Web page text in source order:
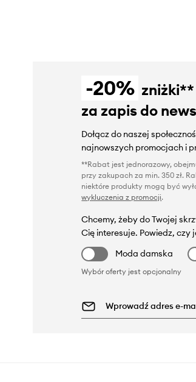
-20%
za zapis do
Dołącz do naszej
najnowszych promocjach i
**Rabat jest jednorazowy,
przy zakupach za min. 350 zł.
niektóre produkty mogą być
wykluczenia z promocji.
Chcemy, żeby do Twojej
Cię interesuje. Powiedz, czy
Moda damska
Wybór oferty jest opcjonalny